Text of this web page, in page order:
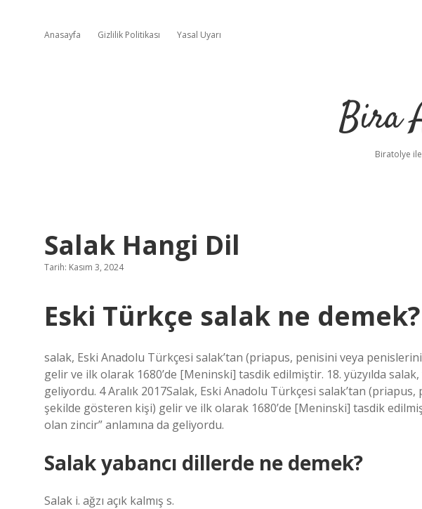
Anasayfa Gizlilik Politikası Yasal Uyarı
Bira
Biratolye
Salak Hangi Dil
Tarih: Kasım 3, 2024
Eski Türkçe salak ne demek?
salak, Eski Anadolu Türkçesi salak’tan (priapus, penisini veya
gelir ve ilk olarak 1680’de [Meninski] tasdik edilmiştir. 18. yüzyılda
geliyordu. 4 Aralık 2017Salak, Eski Anadolu Türkçesi salak’tan
şekilde gösteren kişi) gelir ve ilk olarak 1680’de [Meninski] tasdik
olan zincir” anlamına da geliyordu.
Salak yabancı dillerde ne demek?
Salak i. ağzı açık kalmış s.